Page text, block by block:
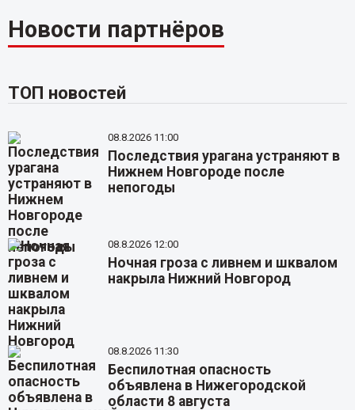
Новости партнёров
ТОП новостей
08.8.2026 11:00
Последствия урагана устраняют в
Нижнем Новгороде после
непогоды
08.8.2026 12:00
Ночная гроза с ливнем и шквалом
накрыла Нижний Новгород
08.8.2026 11:30
Беспилотная опасность
объявлена в Нижегородской
области 8 августа